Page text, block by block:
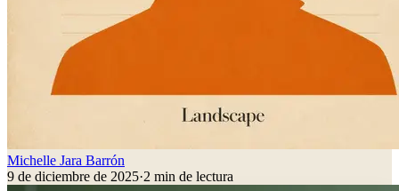
Michelle Jara Barrón
9 de diciembre de 2025·2 min de lectura